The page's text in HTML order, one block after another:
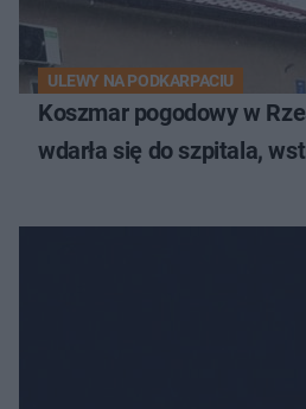
ULEWY NA PODKARPACIU
Koszmar pogodowy w
wdarła się do szpitala,